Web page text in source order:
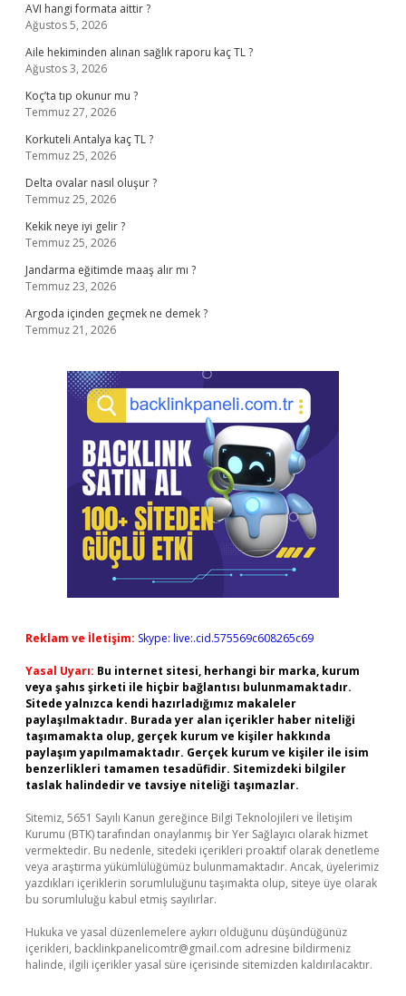
AVI hangi formata aittir ?
Ağustos 5, 2026
Aile hekiminden alınan sağlık raporu kaç TL ?
Ağustos 3, 2026
Koç’ta tıp okunur mu ?
Temmuz 27, 2026
Korkuteli Antalya kaç TL ?
Temmuz 25, 2026
Delta ovalar nasıl oluşur ?
Temmuz 25, 2026
Kekik neye iyi gelir ?
Temmuz 25, 2026
Jandarma eğitimde maaş alır mı ?
Temmuz 23, 2026
Argoda içinden geçmek ne demek ?
Temmuz 21, 2026
Reklam ve İletişim: Skype: live:.cid.575569c608265c69
Yasal Uyarı: Bu internet sitesi, herhangi bir marka, kurum
veya şahıs şirketi ile hiçbir bağlantısı bulunmamaktadır.
Sitede yalnızca kendi hazırladığımız makaleler
paylaşılmaktadır. Burada yer alan içerikler haber niteliği
taşımamakta olup, gerçek kurum ve kişiler hakkında
paylaşım yapılmamaktadır. Gerçek kurum ve kişiler ile isim
benzerlikleri tamamen tesadüfidir. Sitemizdeki bilgiler
taslak halindedir ve tavsiye niteliği taşımazlar.
Sitemiz, 5651 Sayılı Kanun gereğince Bilgi Teknolojileri ve İletişim
Kurumu (BTK) tarafından onaylanmış bir Yer Sağlayıcı olarak hizmet
vermektedir. Bu nedenle, sitedeki içerikleri proaktif olarak denetleme
veya araştırma yükümlülüğümüz bulunmamaktadır. Ancak, üyelerimiz
yazdıkları içeriklerin sorumluluğunu taşımakta olup, siteye üye olarak
bu sorumluluğu kabul etmiş sayılırlar.
Hukuka ve yasal düzenlemelere aykırı olduğunu düşündüğünüz
içerikleri, backlinkpanelicomtr@gmail.com adresine bildirmeniz
halinde, ilgili içerikler yasal süre içerisinde sitemizden kaldırılacaktır.